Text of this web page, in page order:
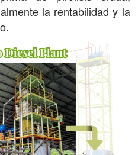
la rentabilidad y la